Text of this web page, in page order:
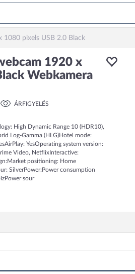
1080 pixels USB 2.0 Black
1920 x
Webkamera
ÁRFIGYELÉS
High Dynamic Range 10 (HDR10),
Log-Gamma (HLG)Hotel mode:
YesOperating system version:
Video, NetflixInteractive:
positioning: Home
SilverPower:Power consumption
sour